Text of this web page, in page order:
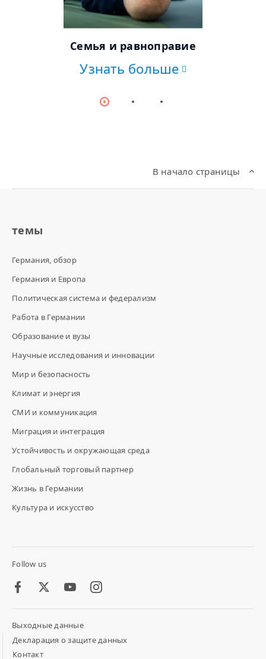
Семья и равноправие
Узнать больше
В начало страницы
темы
Германия, обзор
Германия и Европа
Политическая система и федерализм
Работа в Германии
Образование и вузы
Научные исследования и инновации
Мир и безопасность
Климат и энергия
СМИ и коммуникация
Миграция и интеграция
Устойчивость и окружающая среда
Глобальный торговый партнер
Жизнь в Германии
Культура и искусство
Follow us
FacebookTwitter Youtube
Footer
Meta
Links
Выходные данные
Декларация о защите данных
Контакт